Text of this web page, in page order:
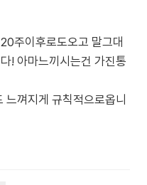
주이후로도오고 말그대
! 아마느끼시는건 가진통
느껴지게 규칙적으로옵니